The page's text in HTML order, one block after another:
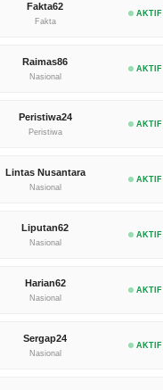
Fakta62
Fakta
AKTIF
Raimas86
Nasional
AKTIF
Peristiwa24
Peristiwa
AKTIF
Lintas Nusantara
Nasional
AKTIF
Liputan62
Nasional
AKTIF
Harian62
Nasional
AKTIF
Sergap24
Nasional
AKTIF